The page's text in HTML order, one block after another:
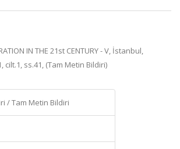
IN THE 21st CENTURY - V, İstanbul,
cilt.1, ss.41, (Tam Metin Bildiri)
/ Tam Metin Bildiri